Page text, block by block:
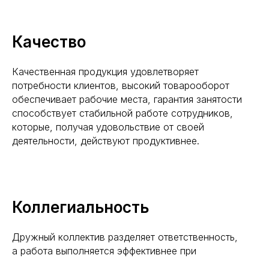
Качество
Качественная продукция удовлетворяет
потребности клиентов, высокий товарооборот
обеспечивает рабочие места, гарантия занятости
способствует стабильной работе сотрудников,
которые, получая удовольствие от своей
деятельности, действуют продуктивнее.
Коллегиальность
Дружный коллектив разделяет ответственность,
а работа выполняется эффективнее при